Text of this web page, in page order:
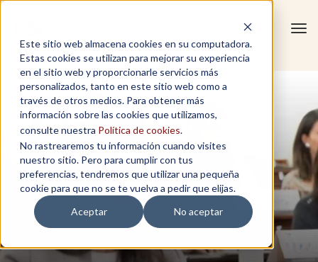
Este sitio web almacena cookies en su computadora.
Estas cookies se utilizan para mejorar su experiencia
en el sitio web y proporcionarle servicios más
personalizados, tanto en este sitio web como a
través de otros medios. Para obtener más
información sobre las cookies que utilizamos,
consulte nuestra Política de cookies.
No rastrearemos tu información cuando visites
nuestro sitio. Pero para cumplir con tus
preferencias, tendremos que utilizar una pequeña
cookie para que no se te vuelva a pedir que elijas.
Aceptar
No aceptar